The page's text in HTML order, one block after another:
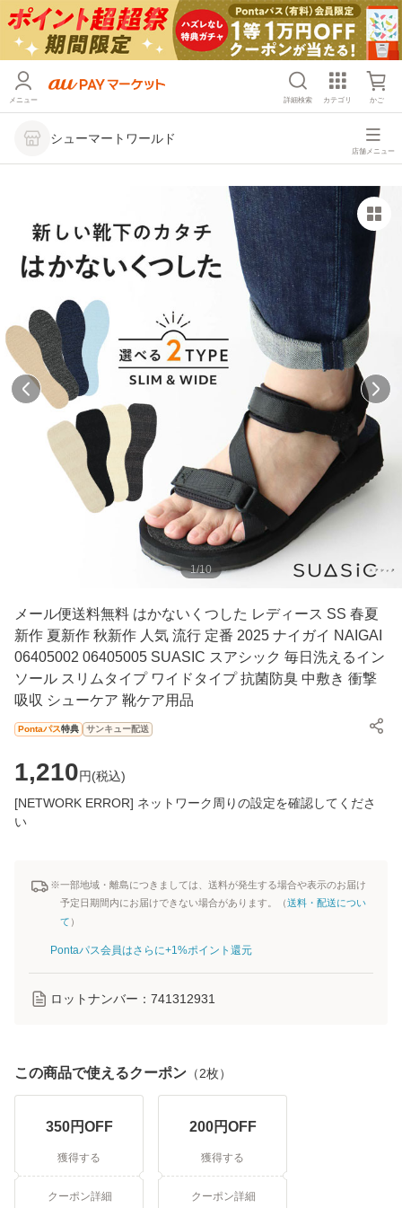
メニュー 詳細検索 カテゴリ かご
シューマートワールド
店舗メニュー
1/10
メール便送料無料 はかないくつした レディース SS 春夏
新作 夏新作 秋新作 人気 流行 定番 2025 ナイガイ NAIGAI
06405002 06405005 SUASIC スアシック 毎日洗えるイン
ソール スリムタイプ ワイドタイプ 抗菌防臭 中敷き 衝撃
吸収 シューケア 靴ケア用品
Pontaパス特典 サンキュー配送
1,210円(税込)
[NETWORK ERROR] ネットワーク周りの設定を確認してくださ
い
※一部地域・離島につきましては、送料が発生する場合や表示のお届け
予定日期間内にお届けできない場合があります。（送料・配送につい
て ）
Pontaパス会員はさらに+1%ポイント還元
ロットナンバー： 741312931
この商品で使えるクーポン （2枚）
350円OFF
獲得する
クーポン詳細
200円OFF
獲得する
クーポン詳細